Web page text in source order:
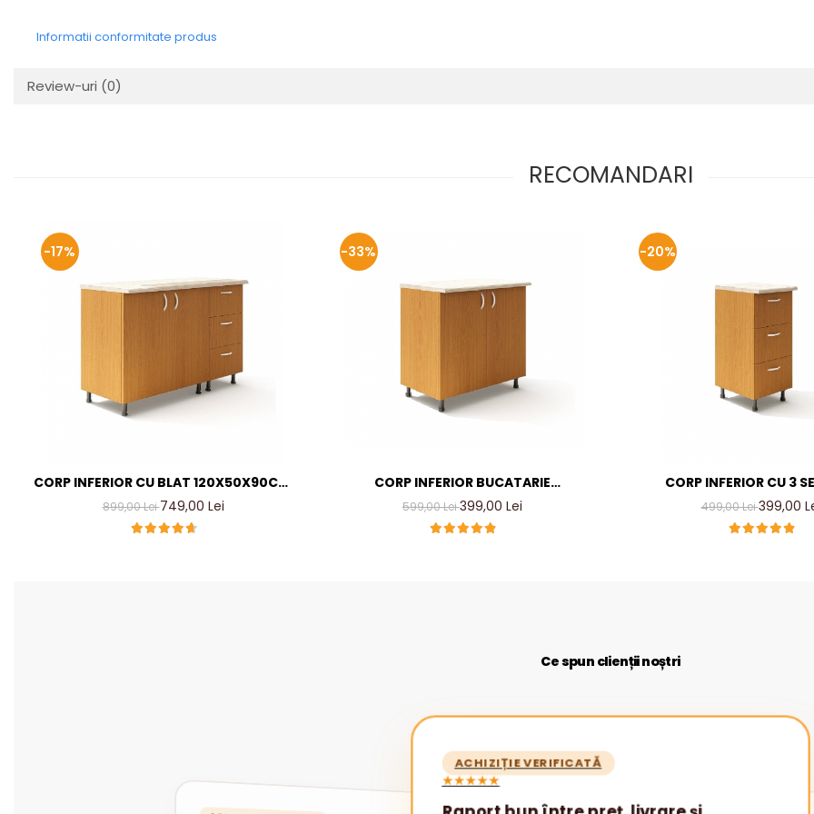
Informatii conformitate produs
Review-uri (0)
RECOMANDARI
-17%
CORP INFERIOR CU BLAT 120X50X90CM,
CULOARE CIRES, PAL 18 MM
899,00 Lei749,00 Lei
-33%
CORP INFERIOR BUCATARIE
L80X50XH90, CULOARE CIRES, PAL 18MM
599,00 Lei399,00 Lei
-20%
CORP INFERIOR CU 3
L40XH90X50A CM,
18MM
499,00 Lei399,00
Ce spun clienții noștri
ACHIZIȚIE VERIFICATĂ
★★★★★